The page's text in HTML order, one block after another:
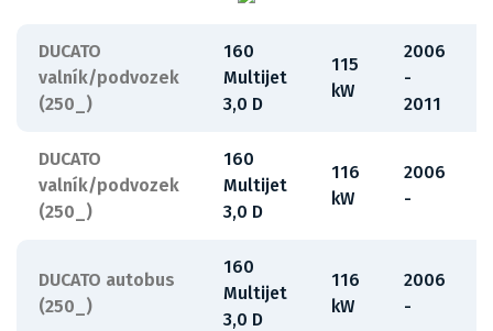
DUCATO
valník/podvozek
(250_)
160
Multijet
3,0 D
115
kW
2006
-
2011
DUCATO
valník/podvozek
(250_)
160
Multijet
3,0 D
116
kW
2006
-
DUCATO autobus
(250_)
160
Multijet
3,0 D
116
kW
2006
-